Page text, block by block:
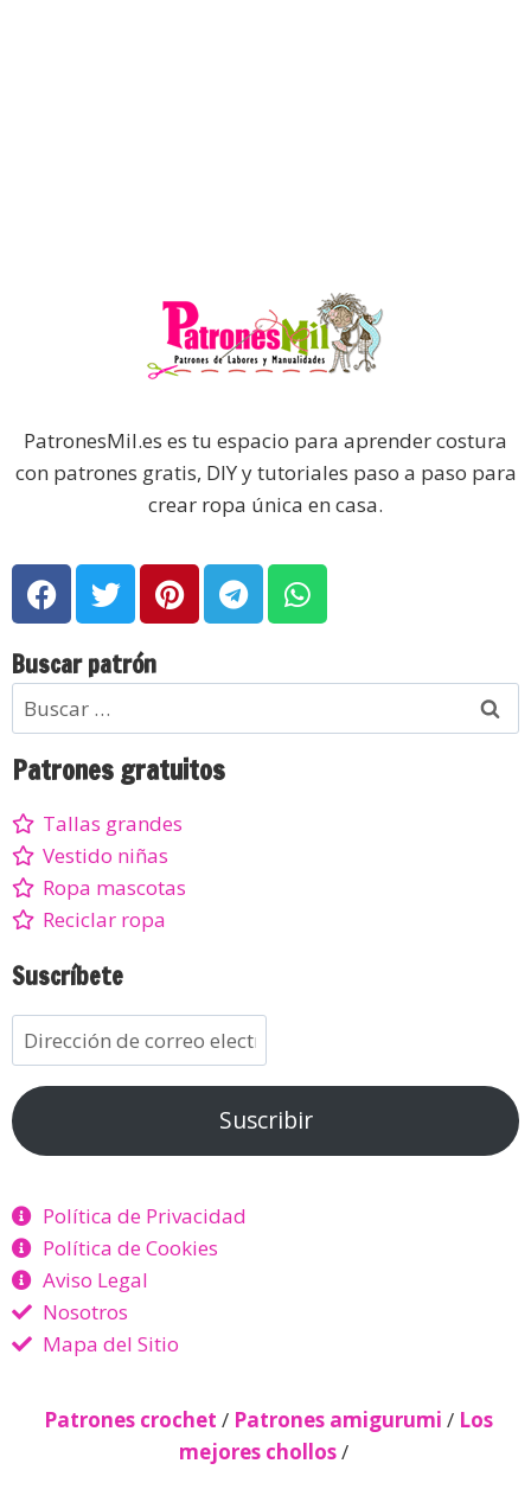
PatronesMil.es es tu espacio para aprender costura
con patrones gratis, DIY y tutoriales paso a paso para
crear ropa única en casa.
Buscar patrón
Patrones gratuitos
Tallas grandes
Vestido niñas
Ropa mascotas
Reciclar ropa
Suscríbete
Suscribir
Política de Privacidad
Política de Cookies
Aviso Legal
Nosotros
Mapa del Sitio
Patrones crochet / Patrones amigurumi / Los
mejores chollos/